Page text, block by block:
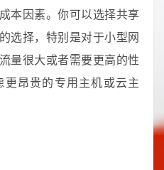
本因素。你可以选择共享
选择，特别是对于小型网
量很大或者需要更高的性
昂贵的专用主机或云主